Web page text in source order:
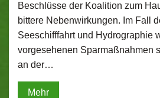
Beschlüsse der Koalition zum
bittere Nebenwirkungen. Im Fall
Seeschifffahrt und Hydrographie
vorgesehenen Sparmaßnahmen
an der…
Mehr